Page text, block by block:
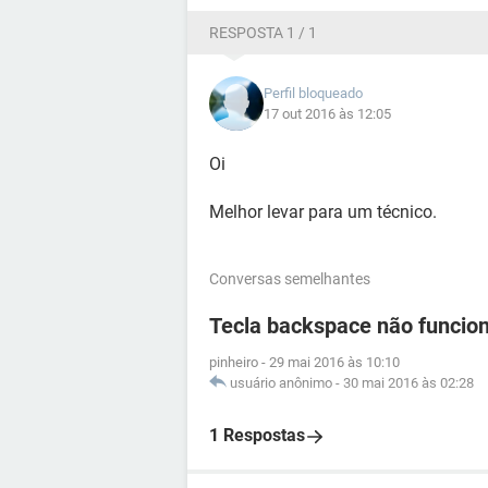
RESPOSTA 1 / 1
Perfil bloqueado
17 out 2016 às 12:05
Oi
Melhor levar para um técnico.
Conversas semelhantes
Tecla backspace não
pinheiro - 29 mai 2016 às 10:10
usuário anônimo - 30 mai 2016 às 02:28
1 Respostas